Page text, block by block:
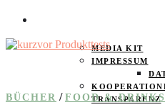
MEDIA KIT
IMPRESSUM
TRANSPARENZ
BÜCHER / FOOD & DRINKS